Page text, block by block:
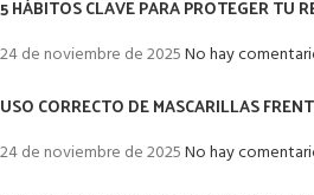
5 HÁBITOS CLAVE PARA PROTEGER TU
24 de noviembre de 2025No hay
USO CORRECTO DE MASCARILLAS
24 de noviembre de 2025No hay